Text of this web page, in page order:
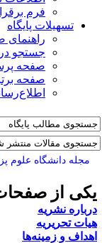
فرم
تسهیلات پایگاه
راهنمای
جستجو در
صفحه
صفحه
مجله دانشگاه علوم
از صفحات
نشریه
تحریریه
و زمینه‌ها